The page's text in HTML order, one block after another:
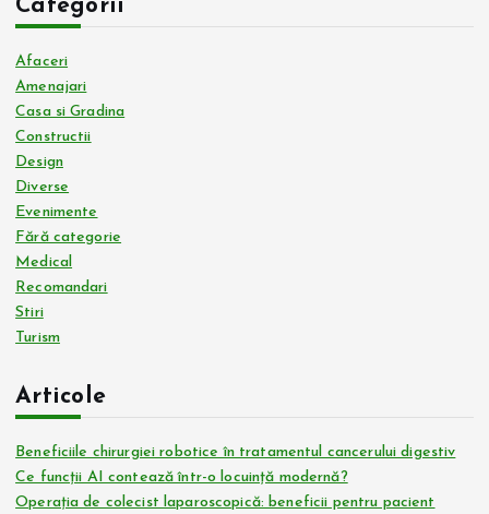
Categorii
Afaceri
Amenajari
Casa si Gradina
Constructii
Design
Diverse
Evenimente
Fără categorie
Medical
Recomandari
Stiri
Turism
Articole
Beneficiile chirurgiei robotice în tratamentul cancerului digestiv
Ce funcții AI contează într-o locuință modernă?
Operația de colecist laparoscopică: beneficii pentru pacient